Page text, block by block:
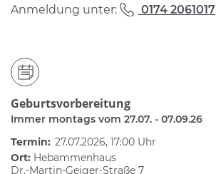
Anmeldung unter: 0174 2061017
Geburtsvorbereitung
Immer montags vom 27.07. - 07.09.26
Termin: 27.07.2026, 17:00 Uhr
Ort: Hebammenhaus
Dr.-Martin-Geiger-Straße 7